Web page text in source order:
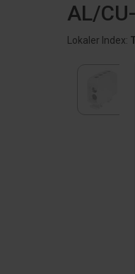
AL/
Lokaler Index: